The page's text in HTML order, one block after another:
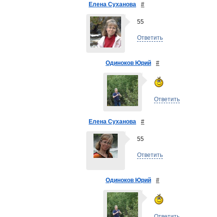
Елена Суханова #
55
Ответить
Одиноков Юрий #
Ответить
Елена Суханова #
55
Ответить
Одиноков Юрий #